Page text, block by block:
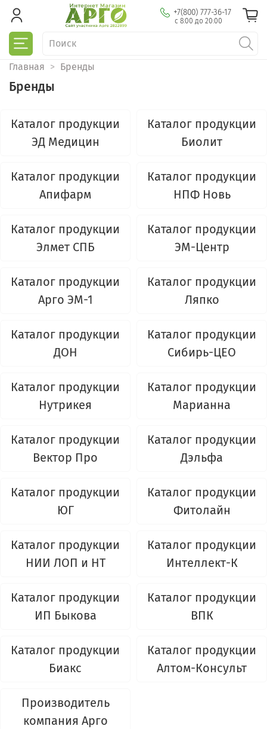
+7(800) 777-36-17
с 8:00 до 20:00
Главная Бренды
Бренды
Каталог продукции
ЭД Медицин
Каталог продукции
Биолит
Каталог продукции
Апифарм
Каталог продукции
НПФ Новь
Каталог продукции
Элмет СПБ
Каталог продукции
ЭМ-Центр
Каталог продукции
Арго ЭМ-1
Каталог продукции
Ляпко
Каталог продукции
ДОН
Каталог продукции
Сибирь-ЦЕО
Каталог продукции
Нутрикея
Каталог продукции
Марианна
Каталог продукции
Вектор Про
Каталог продукции
Дэльфа
Каталог продукции
ЮГ
Каталог продукции
Фитолайн
Каталог продукции
НИИ ЛОП и НТ
Каталог продукции
Интеллект-К
Каталог продукции
ИП Быкова
Каталог продукции
ВПК
Каталог продукции
Биакс
Каталог продукции
Алтом-Консульт
Производитель
компания Арго